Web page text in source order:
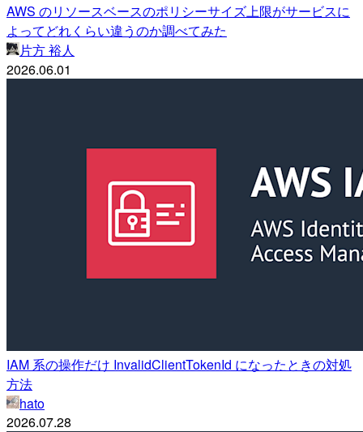
AWS のリソースベースのポリシーサイズ上限がサービスに
よってどれくらい違うのか調べてみた
片方 裕人
2026.06.01
IAM 系の操作だけ InvalidClientTokenId になったときの対処
方法
hato
2026.07.28